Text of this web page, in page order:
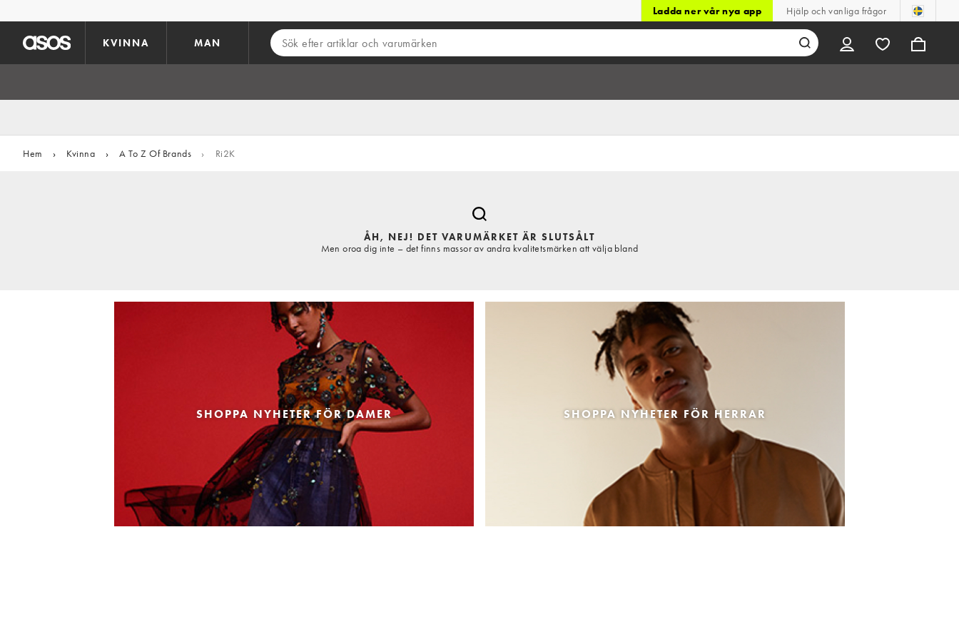
Ladda ner vår nya app Hjälp och vanliga frågor
KVINNA MAN
Hem › Kvinna › A To Z Of Brands › Ri2K
ÅH, NEJ! DET VARUMÄRKET ÄR SLUTSÅLT
Men oroa dig inte – det finns massor av andra kvalitetsmärken att välja bland
SHOPPA NYHETER FÖR DAMER SHOPPA NYHETER FÖR HERRAR